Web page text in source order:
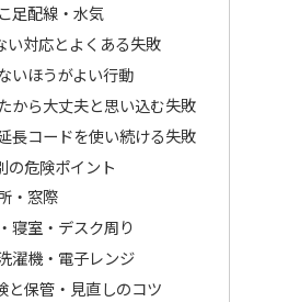
足配線・水気
い対応とよくある失敗
いほうがよい行動
から大丈夫と思い込む失敗
長コードを使い続ける失敗
の危険ポイント
・窓際
寝室・デスク周り
濯機・電子レンジ
と保管・見直しのコツ